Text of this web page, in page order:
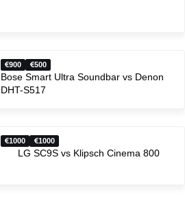
900 500
Bose Smart Ultra Soundbar vs Denon
DHT-S517
1000 1000
LG SC9S vs Klipsch Cinema 800